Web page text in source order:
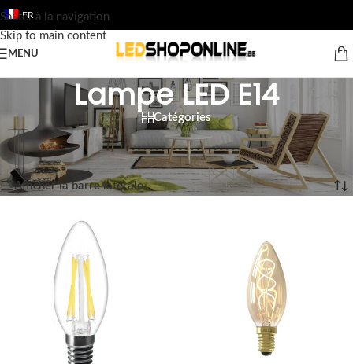
Sauter à la navigation
Skip to main content
FR
MENU
Lampe LED E14
Catégories
Accueil / Boutique Sortie /LES LAMPES À LED/Lampe LED E14
8 résultats affichés
Afficher la barre latérale